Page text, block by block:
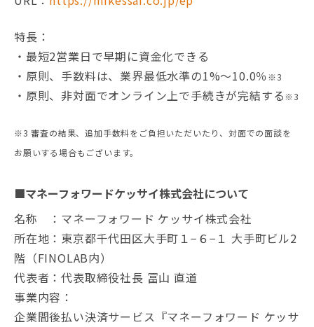
特長：
・最短2営業日で早期に資金化できる
・原則、手数料は、業界最低水準の1%～10.0％ ※3
・原則、非対面でオンライン上で手続きが完結する※3
※3 審査の結果、追加手数料をご負担いただいたり、対面での面談を
お願いする場合もございます。
■マネーフォワードケッサイ株式会社について
名称 ：マネーフォワード ケッサイ株式会社
所在地：東京都千代田区大手町１−６−１ 大手町ビル2
階（FINOLAB内）
代表者：代表取締役社長 冨山 直道
事業内容：
企業間後払い決済サービス『マネーフォワード ケッサ